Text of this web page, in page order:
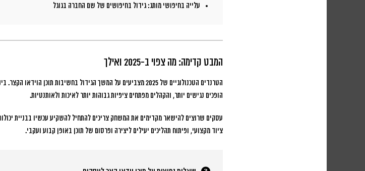
עלייה בחיפושי מותג: גידול בחיפושים של שם החברה בגוגל
המבט קדימה: מה צפוי ב-2025 ואילך
הטרנדים הטכנולוגיים של 2025 מצביעים על המשך הגידול בחשיבות
הופכים נגישים יותר, והקהלים מפתחים ציפיות גבוהות יותר לאיכות ולאותנטיות.
עסקים שרוצים להישאר מקדימים את המשחק צריכים להתחיל להשקיע עכשיו בבניית יכולות
ציוד מקצועי, ופיתוח תהליכים יעילים ליצירה ופרסום של תוכן באופן קבוע ועקבי.